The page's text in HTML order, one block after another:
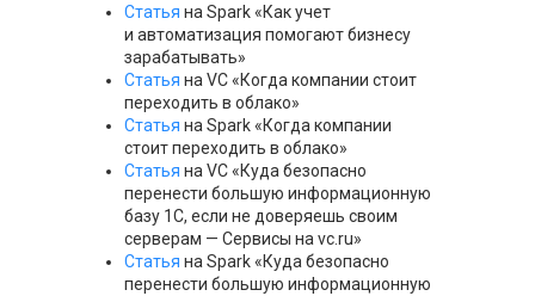
Статья на Spark «Как учет
и автоматизация помогают бизнесу
зарабатывать»
Статья на VC «Когда компании стоит
переходить в облако»
Статья на Spark «Когда компании
стоит переходить в облако»
Статья на VC «Куда безопасно
перенести большую информационную
базу 1С, если не доверяешь своим
серверам — Сервисы на vc.ru»
Статья на Spark «Куда безопасно
перенести большую информационную